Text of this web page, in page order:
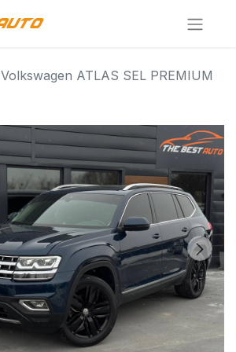
Volkswagen ATLAS SEL PREMIUM